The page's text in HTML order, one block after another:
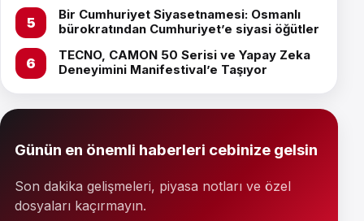
Bir Cumhuriyet Siyasetnamesi: Osmanlı
bürokratından Cumhuriyet’e siyasi öğütler
TECNO, CAMON 50 Serisi ve Yapay Zeka
Deneyimini Manifestival’e Taşıyor
Günün en önemli haberleri cebinize gelsin
Son dakika gelişmeleri, piyasa notları ve özel
dosyaları kaçırmayın.